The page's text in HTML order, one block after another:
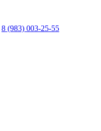
8 (983) 003-25-55